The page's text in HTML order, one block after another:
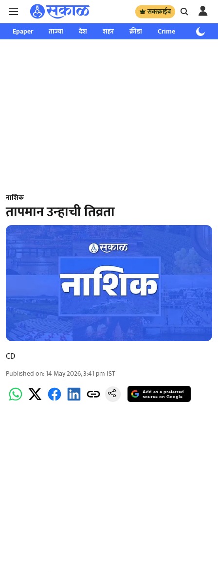
सबस्क्राईब
Epaper ताज्या देश शहर क्रीडा Crime साप्ताहिक
नाशिक
तापमान उन्‍हाची तिव्रता
CD
Published on:14 May 2026, 3:41 pm IST
Add as a preferred
source on Google